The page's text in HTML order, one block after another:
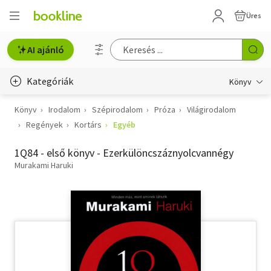
Üres
AI ajánló
Kategóriák Könyv
Életmód, egészség
Gyermek- és ifjúsági
Hobbi, szabadidő
Könyv Irodalom Szépirodalom Próza
Világirodalom
Regények
Kortárs Egyéb
1Q84 - első könyv - Ezerkülöncszáznyolcvannégy
Murakami Haruki